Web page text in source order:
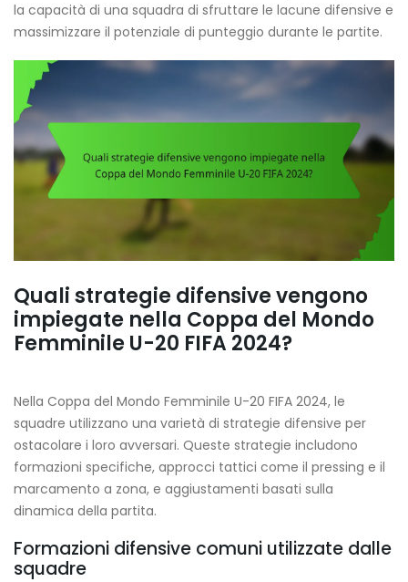
la capacità di una squadra di sfruttare le lacune difensive e
massimizzare il potenziale di punteggio durante le partite.
Quali strategie difensive vengono
impiegate nella Coppa del Mondo
Femminile U-20 FIFA 2024?
Nella Coppa del Mondo Femminile U-20 FIFA 2024, le
squadre utilizzano una varietà di strategie difensive per
ostacolare i loro avversari. Queste strategie includono
formazioni specifiche, approcci tattici come il pressing e il
marcamento a zona, e aggiustamenti basati sulla
dinamica della partita.
Formazioni difensive comuni utilizzate dalle
squadre